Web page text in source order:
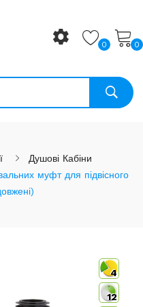
0 0
Душові Кабіни
муфт для підвісного
4
12